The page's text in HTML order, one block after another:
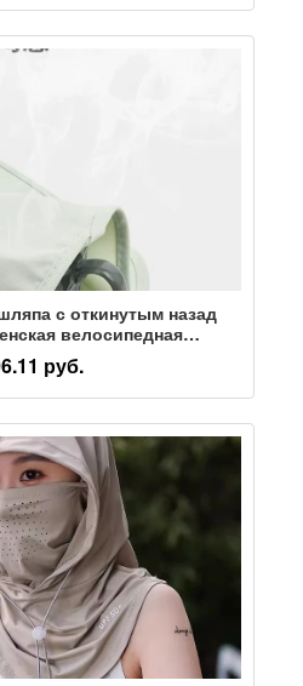
с откинутым назад
велосипедная
одна солнцезащитная
с большими полями,
солнцезащитная шляпа
руб.